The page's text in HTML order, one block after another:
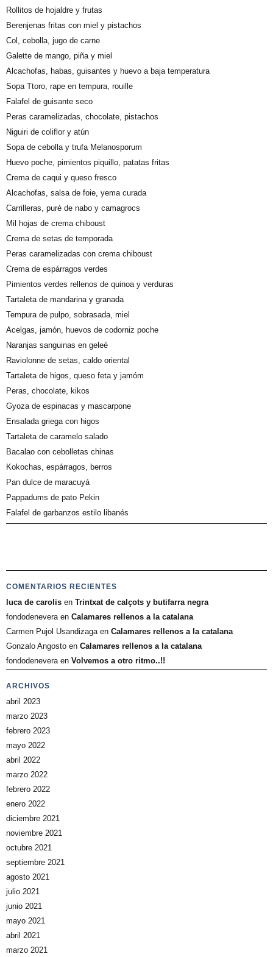
Rollitos de hojaldre y frutas
Berenjenas fritas con miel y pistachos
Col, cebolla, jugo de carne
Galette de mango, piña y miel
Alcachofas, habas, guisantes y huevo a baja temperatura
Sopa Ttoro, rape en tempura, rouille
Falafel de guisante seco
Peras caramelizadas, chocolate, pistachos
Niguiri de coliflor y atún
Sopa de cebolla y trufa Melanosporum
Huevo poche, pimientos piquillo, patatas fritas
Crema de caqui y queso fresco
Alcachofas, salsa de foie, yema curada
Carrilleras, puré de nabo y camagrocs
Mil hojas de crema chiboust
Crema de setas de temporada
Peras caramelizadas con crema chiboust
Crema de espárragos verdes
Pimientos verdes rellenos de quinoa y verduras
Tartaleta de mandarina y granada
Tempura de pulpo, sobrasada, miel
Acelgas, jamón, huevos de codorniz poche
Naranjas sanguinas en geleé
Raviolonne de setas, caldo oriental
Tartaleta de higos, queso feta y jamóm
Peras, chocolate, kikos
Gyoza de espinacas y mascarpone
Ensalada griega con higos
Tartaleta de caramelo salado
Bacalao con cebolletas chinas
Kokochas, espárragos, berros
Pan dulce de maracuyá
Pappadums de pato Pekin
Falafel de garbanzos estilo libanés
COMENTARIOS RECIENTES
luca de carolis en Trintxat de calçots y butifarra negra
fondodenevera en Calamares rellenos a la catalana
Carmen Pujol Usandizaga en Calamares rellenos a la catalana
Gonzalo Angosto en Calamares rellenos a la catalana
fondodenevera en Volvemos a otro ritmo..!!
ARCHIVOS
abril 2023
marzo 2023
febrero 2023
mayo 2022
abril 2022
marzo 2022
febrero 2022
enero 2022
diciembre 2021
noviembre 2021
octubre 2021
septiembre 2021
agosto 2021
julio 2021
junio 2021
mayo 2021
abril 2021
marzo 2021